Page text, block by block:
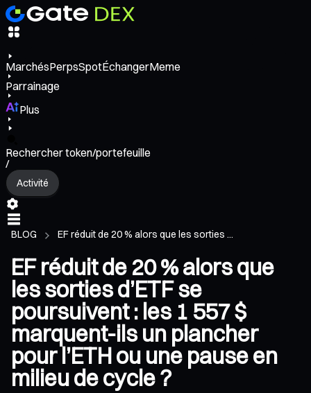
MarchésPerpsSpotÉchangerMeme
Parrainage
Plus
Rechercher token/portefeuille
/
Activité
BLOG EF réduit de 20 % alors que les sorties ...
EF réduit de 20 % alors que
les sorties d’ETF se
poursuivent : les 1 557 $
marquent-ils un plancher
pour l’ETH ou une pause en
milieu de cycle ?